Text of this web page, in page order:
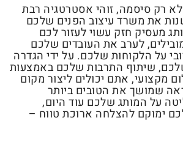
רק סיסמה, זוהי אסטרטגיה רבת
את משרד עיצוב הפנים שלכם
מעסיק חזק עשוי לעזור לכם
לערב את העובדים שלכם
על הלקוחות שלכם. על ידי הגדרה
שיתוף התרבות שלכם באמצעות
מקצועי, אתם יכולים ליצור מקום
שמושך את הטובים ביותר
על המותג שלכם עוד היום,
ימוקם להצלחה ארוכת טווח –